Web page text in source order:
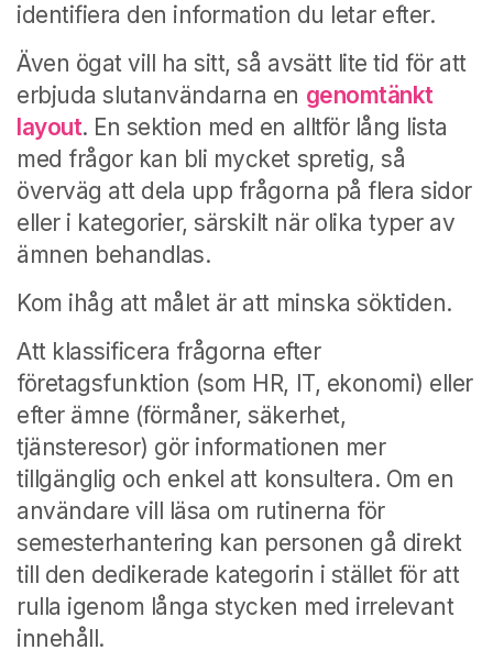
identifiera den information du letar efter.
Även ögat vill ha sitt, så avsätt lite tid för att
erbjuda slutanvändarna en genomtänkt
layout. En sektion med en alltför lång lista
med frågor kan bli mycket spretig, så
överväg att dela upp frågorna på flera sidor
eller i kategorier, särskilt när olika typer av
ämnen behandlas.
Kom ihåg att målet är att minska söktiden.
Att klassificera frågorna efter
företagsfunktion (som HR, IT, ekonomi) eller
efter ämne (förmåner, säkerhet,
tjänsteresor) gör informationen mer
tillgänglig och enkel att konsultera. Om en
användare vill läsa om rutinerna för
semesterhantering kan personen gå direkt
till den dedikerade kategorin i stället för att
rulla igenom långa stycken med irrelevant
innehåll.